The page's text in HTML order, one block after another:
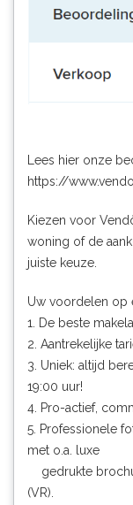
Lees hier onze
https://
Kiezen voor
woning of de
juiste keuze.
Uw voordelen op
1. De beste
2. Aantrekelijke
3. Uniek: altijd
19:00 uur!
4. Pro-actief,
5. Professionele
met o.a. luxe
gedrukte
(VR).